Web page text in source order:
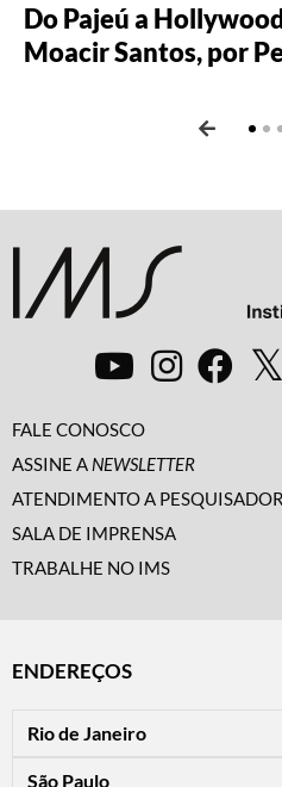
Do Pajeú a
Moacir Santos, por
Ney ao vivo, muito
Fernando Vianna
O Pombal da
Augusto dos Santos
FALE CONOSCO
ASSINE A NEWSLETTER
ATENDIMENTO A
SALA DE IMPRENSA
TRABALHE NO IMS
ENDEREÇOS
Rio de Janeiro
São Paulo